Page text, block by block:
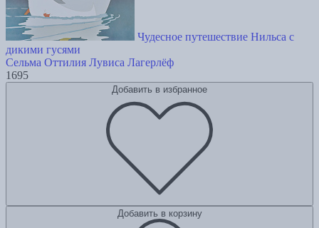
Чудесное путешествие Нильса с
дикими гусями
Сельма Оттилия Лувиса Лагерлёф
1695
Добавить в избранное
Добавить в корзину